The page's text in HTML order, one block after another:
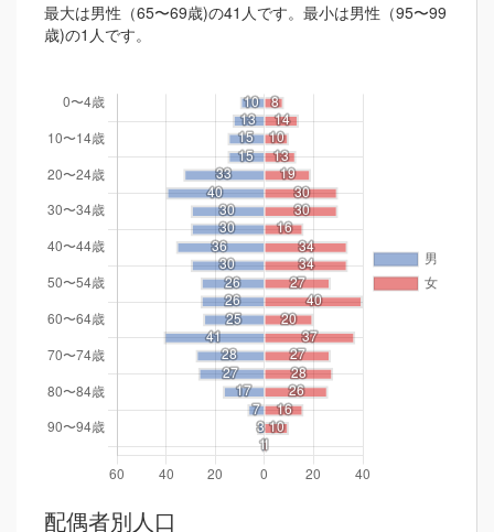
最大は男性（65〜69歳)の41人です。最小は男性（95〜99
歳)の1人です。
配偶者別人口